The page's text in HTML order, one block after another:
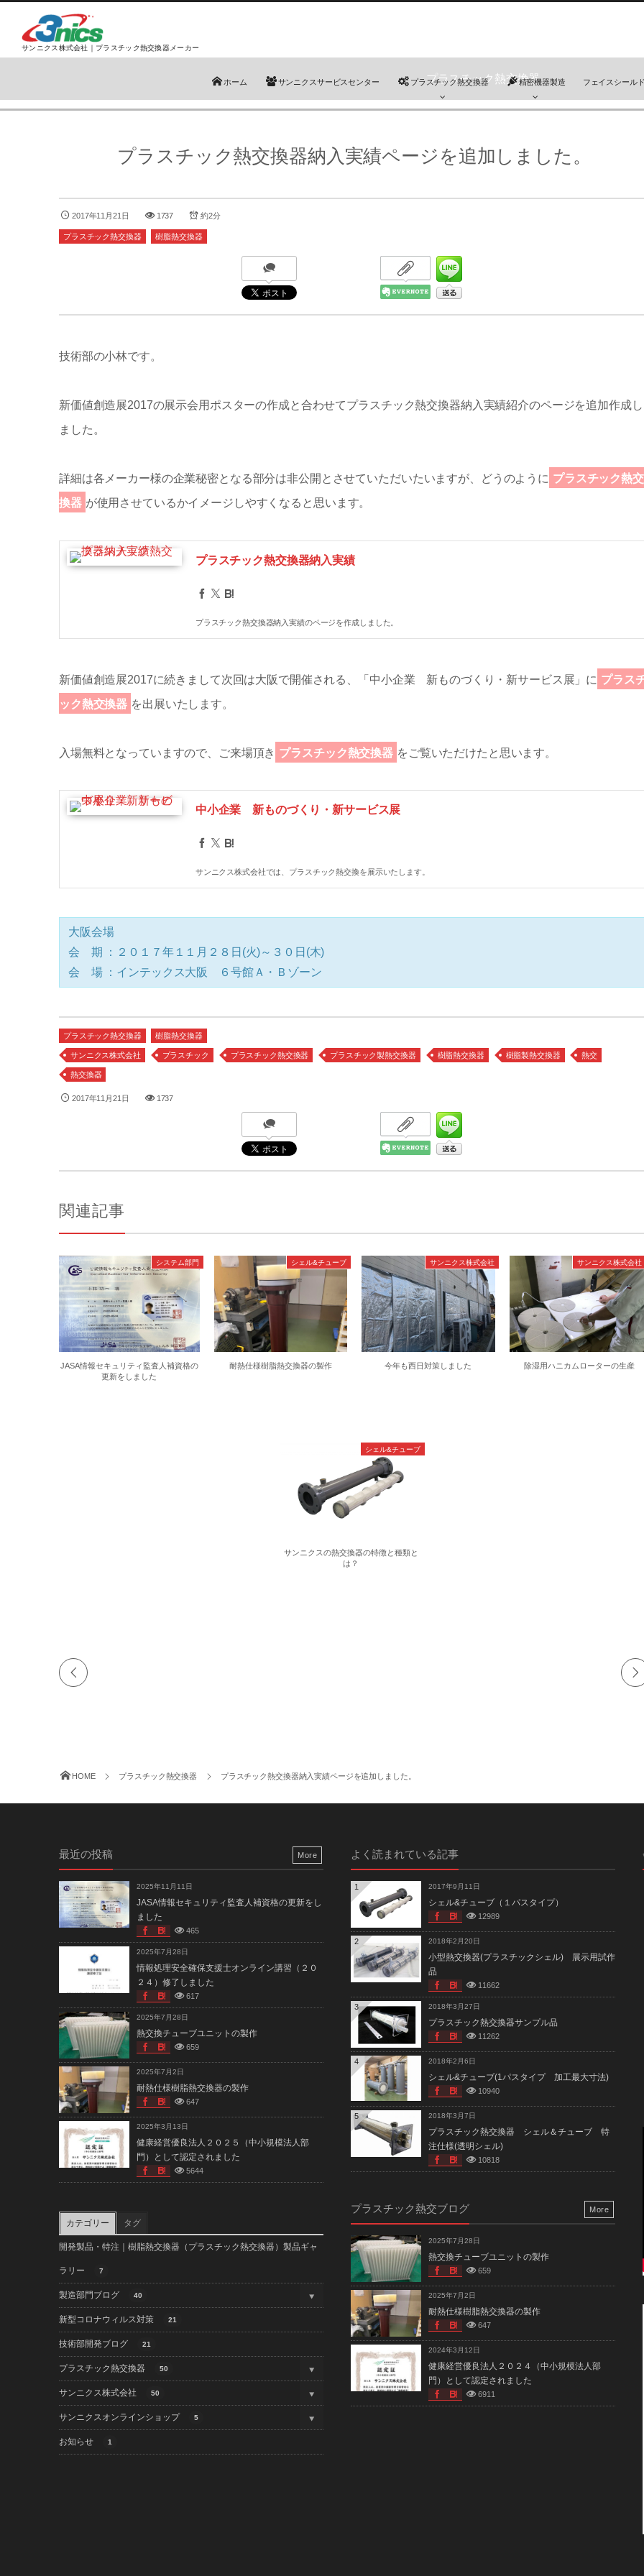
サンニクス株式会社｜プラスチック熱交換器メーカー
ホーム サンニクスサービスセンター プラスチック熱交換器 精密機器製造 フェイスシール
プラスチック熱交換器
プラスチック熱交換器納入実績ページを追加しました。
2017年11月21日 1737 約2分
プラスチック熱交換器 樹脂熱交換器
技術部の小林です。
新価値創造展2017の展示会用ポスターの作成と合わせてプラスチック熱交換器納入実績紹介のページを追加作成し
ました。
詳細は各メーカー様の企業秘密となる部分は非公開とさせていただいたいますが、どうのように プラスチック熱交
換器 が使用させているかイメージしやすくなると思います。
プラスチック熱交換器納入実績
プラスチック熱交換器納入実績のページを作成しました。
新価値創造展2017に続きまして次回は大阪で開催される、「中小企業 新ものづくり・新サービス展」に プラス
ック熱交換器 を出展いたします。
入場無料となっていますので、ご来場頂き プラスチック熱交換器 をご覧いただけたと思います。
中小企業 新ものづくり・新サービス展
サンニクス株式会社では、プラスチック熱交換を展示いたします。
大阪会場
会 期 ：２０１７年１１月２８日(火)～３０日(木)
会 場 ：インテックス大阪 ６号館Ａ・Ｂゾーン
プラスチック熱交換器 樹脂熱交換器
サンニクス株式会社 プラスチック プラスチック熱交換器 プラスチック製熱交換器 樹脂熱交換器 樹脂製熱交換器 熱交
熱交換器
2017年11月21日 1737
関連記事
システム部門
JASA情報セキュリティ監査人補資格の
更新をしました
シェル&チューブ
耐熱仕様樹脂熱交換器の製作
サンニクス株式会社
今年も西日対策しました
サンニクス株式会社
除湿用ハニカムローターの生産
シェル&チューブ
サンニクスの熱交換器の特徴と種類と
は？
HOME プラスチック熱交換器 プラスチック熱交換器納入実績ページを追加しました。
最近の投稿
2025年11月11日
JASA情報セキュリティ監査人補資格の更新をし
ました
465
2025年7月28日
情報処理安全確保支援士オンライン講習（２０
２４）修了しました
617
2025年7月28日
熱交換チューブユニットの製作
659
2025年7月2日
耐熱仕様樹脂熱交換器の製作
647
2025年3月13日
健康経営優良法人２０２５（中小規模法人部
門）として認定されました
5644
More
カテゴリー タグ
開発製品・特注｜樹脂熱交換器（プラスチック熱交換器）製品ギャ
ラリー 7
製造部門ブログ 40
新型コロナウィルス対策 21
技術部開発ブログ 21
プラスチック熱交換器 50
サンニクス株式会社 50
サンニクスオンラインショップ 5
お知らせ 1
よく読まれている記事
2017年9月11日
シェル&チューブ（１パスタイプ）
12989
1
2018年2月20日
小型熱交換器(プラスチックシェル) 展示用試作
品
11662
2
2018年3月27日
プラスチック熱交換器サンプル品
11262
3
2018年2月6日
シェル&チューブ(1パスタイプ 加工最大寸法)
10940
4
2018年3月7日
プラスチック熱交換器 シェル＆チューブ 特
注仕様(透明シェル)
10818
5
プラスチック熱交ブログ
2025年7月28日
熱交換チューブユニットの製作
659
2025年7月2日
耐熱仕様樹脂熱交換器の製作
647
2024年3月12日
健康経営優良法人２０２４（中小規模法人部
門）として認定されました
6911
More